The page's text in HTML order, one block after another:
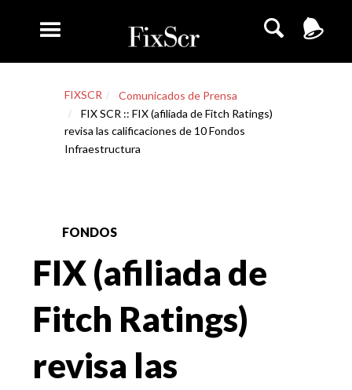
FIXSCR
Comunicados de Prensa
FIX SCR :: FIX (afiliada de Fitch Ratings)
revisa las calificaciones de 10 Fondos
Infraestructura
FONDOS
FIX (afiliada de
Fitch Ratings)
revisa las